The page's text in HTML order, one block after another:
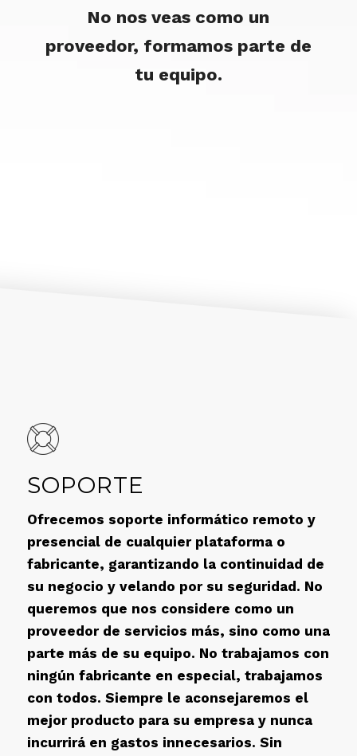
No nos veas como un
proveedor, formamos parte de
tu equipo.
SOPORTE
Ofrecemos soporte informático remoto y
presencial de cualquier plataforma o
fabricante, garantizando la continuidad de
su negocio y velando por su seguridad. No
queremos que nos considere como un
proveedor de servicios más, sino como una
parte más de su equipo. No trabajamos con
ningún fabricante en especial, trabajamos
con todos. Siempre le aconsejaremos el
mejor producto para su empresa y nunca
incurrirá en gastos innecesarios. Sin